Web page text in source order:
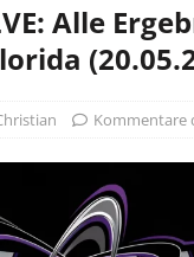
Alle
Kommentare